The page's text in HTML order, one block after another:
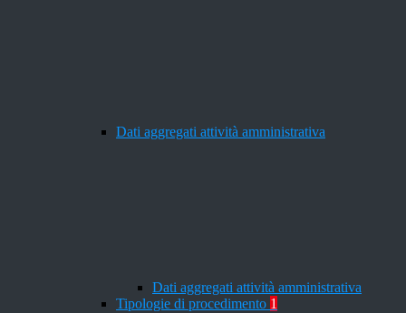
Dati aggregati attività amministrativa
Dati aggregati attività amministrativa
Tipologie di procedimento 1